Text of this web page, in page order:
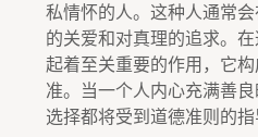
私情怀的人。这种人通常
的关爱和对真理的追求。
起着至关重要的作用，它
准。当一个人内心充满善
选择都将受到道德准则的指